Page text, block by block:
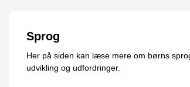
Sprog
Her på siden kan læse mere om børns
udvikling og udfordringer.